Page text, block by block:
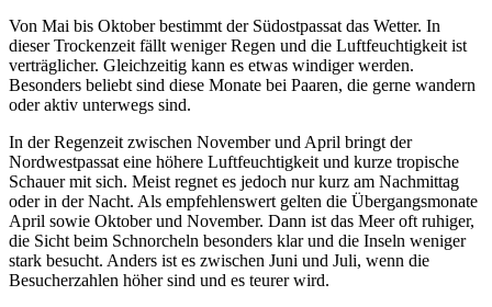
Von Mai bis Oktober bestimmt der Südostpassat das Wetter. In
dieser Trockenzeit fällt weniger Regen und die Luftfeuchtigkeit ist
verträglicher. Gleichzeitig kann es etwas windiger werden.
Besonders beliebt sind diese Monate bei Paaren, die gerne wandern
oder aktiv unterwegs sind.
In der Regenzeit zwischen November und April bringt der
Nordwestpassat eine höhere Luftfeuchtigkeit und kurze tropische
Schauer mit sich. Meist regnet es jedoch nur kurz am Nachmittag
oder in der Nacht. Als empfehlenswert gelten die Übergangsmonate
April sowie Oktober und November. Dann ist das Meer oft ruhiger,
die Sicht beim Schnorcheln besonders klar und die Inseln weniger
stark besucht. Anders ist es zwischen Juni und Juli, wenn die
Besucherzahlen höher sind und es teurer wird.